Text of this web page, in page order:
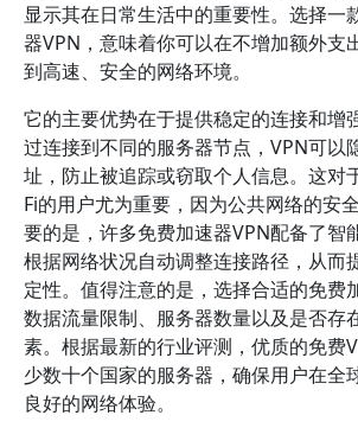
显示其在日常生活中的重要性。选择一
器VPN，意味着你可以在不增加额外支
到高速、安全的网络环境。
它的主要优势在于提供稳定的连接和增
过连接到不同的服务器节点，VPN可以
址，防止被追踪或窃取个人信息。这对
Fi的用户尤为重要，因为公共网络的安
要的是，许多免费加速器VPN配备了智
根据网络状况自动调整连接路径，从而
定性。值得注意的是，选择合适的免费
数据流量限制、服务器数量以及是否存
素。根据最新的行业评测，优质的免费
少数十个国家的服务器，确保用户在全
良好的网络体验。